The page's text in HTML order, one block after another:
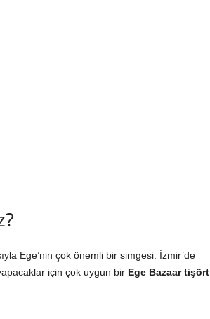
Ege’nin çok önemli bir simgesi. İzmir’de
için çok uygun bir Ege Bazaar tişört